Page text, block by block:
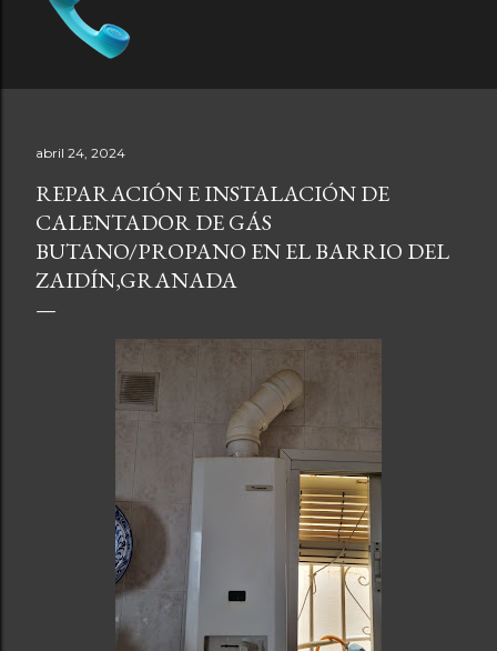
abril 24, 2024
REPARACIÓN E INSTALACIÓN DE
CALENTADOR DE GÁS
BUTANO/PROPANO EN EL BARRIO DEL
ZAIDÍN,GRANADA